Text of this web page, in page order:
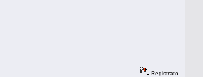
Registrato